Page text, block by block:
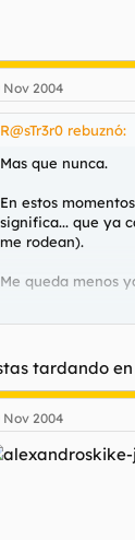
Nov 2004
R@sTr3r0 rebuznó:
Mas que nunca.
En estos
significa... que ya
me rodean).
Me queda menos
Aqui es donde va
P.D tardando
Nov 2004